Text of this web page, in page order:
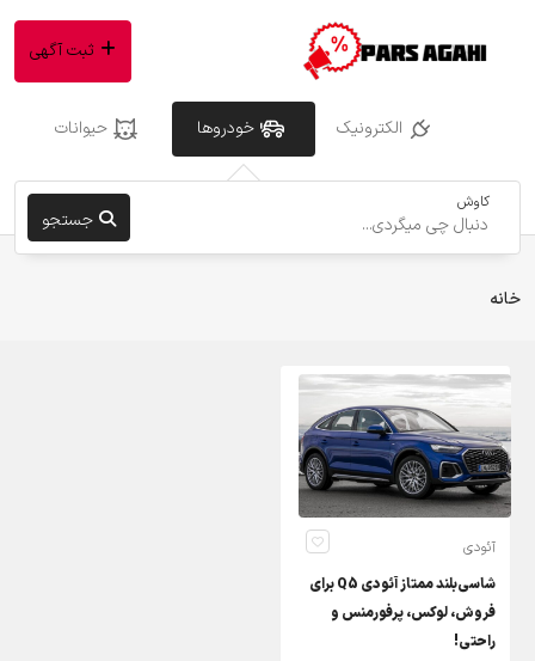
الکترونیک خودروها حیوانات
کاوش
جستجو
ثبت آگهی
خانه
آئودی
شاسی‌بلند ممتاز آئودی Q5 برای
فروش، لوکس، پرفورمنس و
راحتی!